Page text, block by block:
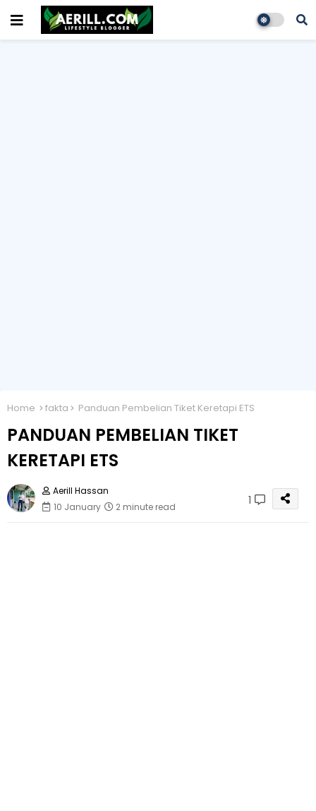
Home fakta Panduan Pembelian Tiket Keretapi ETS
PANDUAN PEMBELIAN TIKET
KERETAPI ETS
Aerill Hassan
10 January
2 minute read 1